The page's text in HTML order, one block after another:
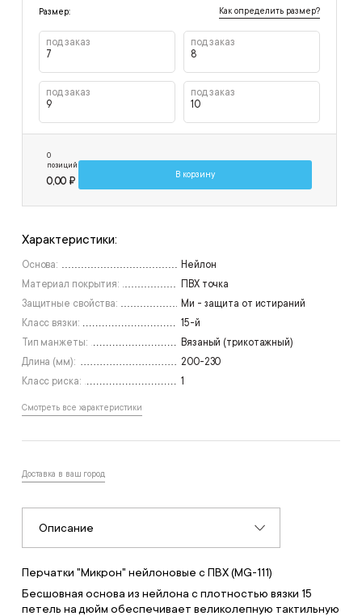
Размер: Как определить размер?
под заказ
7
под заказ
8
под заказ
9
под заказ
10
0
позиций
0,00 ₽
В корзину
Характеристики:
Основа:
Нейлон
Материал покрытия:
ПВХ точка
Защитные свойства:
Ми - защита от истираний
Класс вязки:
15-й
Тип манжеты:
Вязаный (трикотажный)
Длина (мм):
200-230
Класс риска:
1
Смотреть все характеристики
Доставка в ваш город
Описание
Перчатки "Микрон" нейлоновые с ПВХ (MG-111)
Бесшовная основа из нейлона с плотностью вязки 15
петель на дюйм обеспечивает великолепную тактильную